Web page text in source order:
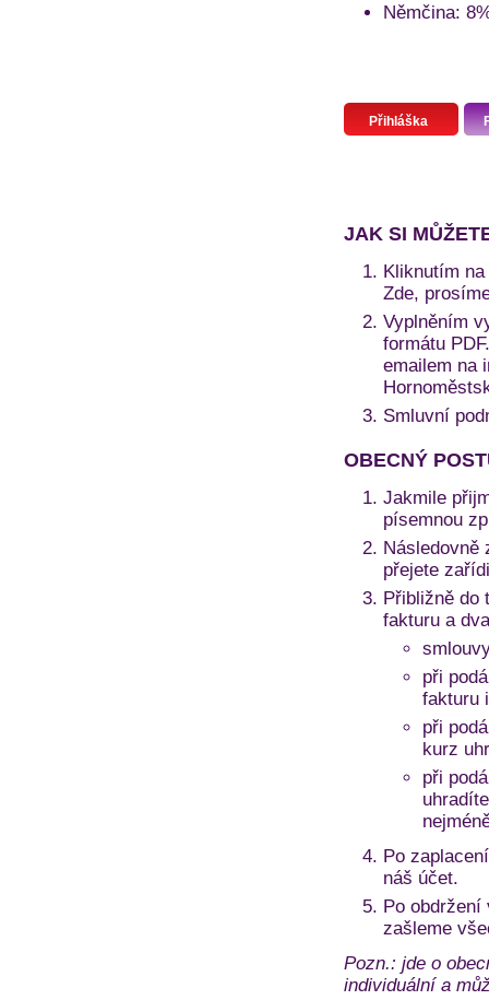
Němčina:
Přihláška
JAK SI
Kliknutím
Zde,
Vyplněním
formátu
emailem na
Smluvní
OBECNÝ
Jakmile
písemnou
Následovně
přejete
Přibližně do
fakturu a
při
fakturu
při
kurz
při
Po
náš účet.
Po obdržení
zašleme
Pozn.: jde o
individuální a